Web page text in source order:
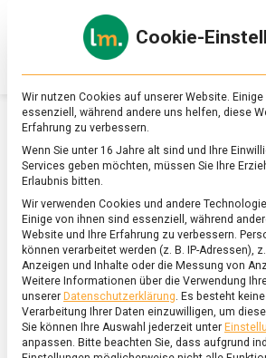
&
SCHLAGWORT:BURGER
Cookie-
Wir nutzen Cookies auf unserer Website. Einige
essenziell, während andere uns helfen, diese
Erfahrung zu verbessern.
Wenn Sie unter 16 Jahre alt sind und Ihre
Services geben möchten, müssen Sie Ihre
Erlaubnis bitten.
Wir verwenden Cookies und andere
Einige von ihnen sind essenziell, während
Website und Ihre Erfahrung zu verbessern.
können verarbeitet werden (z. B. IP-Adressen),
Anzeigen und Inhalte oder die Messung von
Weitere Informationen über die Verwendung
unserer Datenschutzerklärung. Es besteht
Verarbeitung Ihrer Daten einzuwilligen, um
Sie können Ihre Auswahl jederzeit unter
anpassen. Bitte beachten Sie, dass aufgrund